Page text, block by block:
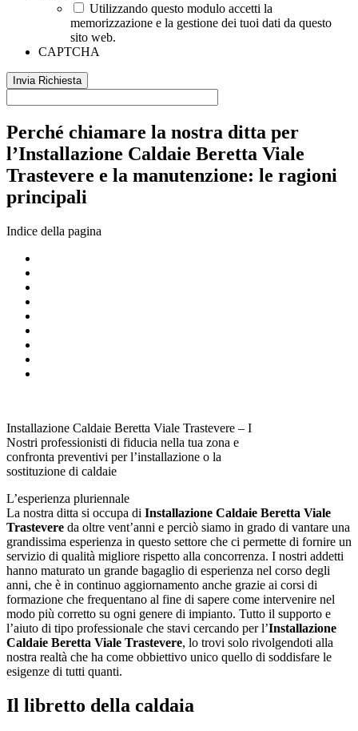
Utilizzando questo modulo accetti la
memorizzazione e la gestione dei tuoi dati da questo
sito web.
CAPTCHA
Perché chiamare la nostra ditta per
l’Installazione Caldaie Beretta Viale
Trastevere e la manutenzione: le ragioni
principali
Indice della pagina
Installazione Caldaie Beretta Viale Trastevere – I
Nostri professionisti di fiducia nella tua zona e
confronta preventivi per l’installazione o la
sostituzione di caldaie
L’esperienza pluriennale
La nostra ditta si occupa di Installazione Caldaie Beretta Viale
Trastevere da oltre vent’anni e perciò siamo in grado di vantare una
grandissima esperienza in questo settore che ci permette di fornire un
servizio di qualità migliore rispetto alla concorrenza. I nostri addetti
hanno maturato un grande bagaglio di esperienza nel corso degli
anni, che è in continuo aggiornamento anche grazie ai corsi di
formazione che frequentano al fine di sapere come intervenire nel
modo più corretto su ogni genere di impianto. Tutto il supporto e
l’aiuto di tipo professionale che stavi cercando per l’Installazione
Caldaie Beretta Viale Trastevere, lo trovi solo rivolgendoti alla
nostra realtà che ha come obbiettivo unico quello di soddisfare le
esigenze di tutti quanti.
Il libretto della caldaia